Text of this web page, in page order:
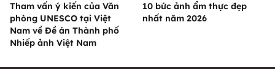
Tham vấn ý kiến của Văn
phòng UNESCO tại Việt
Nam về Đề án Thành phố
Nhiếp ảnh Việt Nam
10 bức ảnh ẩm thực đẹp
nhất năm 2026